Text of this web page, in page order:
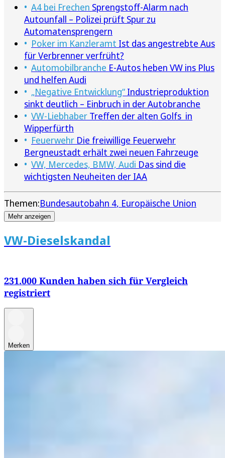
A4 bei Frechen Sprengstoff-Alarm nach
Autounfall – Polizei prüft Spur zu
Automatensprengern
Poker im Kanzleramt Ist das angestrebte Aus
für Verbrenner verfrüht?
Automobilbranche E-Autos heben VW ins Plus
und helfen Audi
„Negative Entwicklung“ Industrieproduktion
sinkt deutlich – Einbruch in der Autobranche
VW-Liebhaber Treffen der alten Golfs in
Wipperfürth
Feuerwehr Die freiwillige Feuerwehr
Bergneustadt erhält zwei neuen Fahrzeuge
VW, Mercedes, BMW, Audi Das sind die
wichtigsten Neuheiten der IAA
Themen:Bundesautobahn 4 Europäische Union
Mehr anzeigen
VW-Dieselskandal
231.000 Kunden haben sich für Vergleich
registriert
Merken